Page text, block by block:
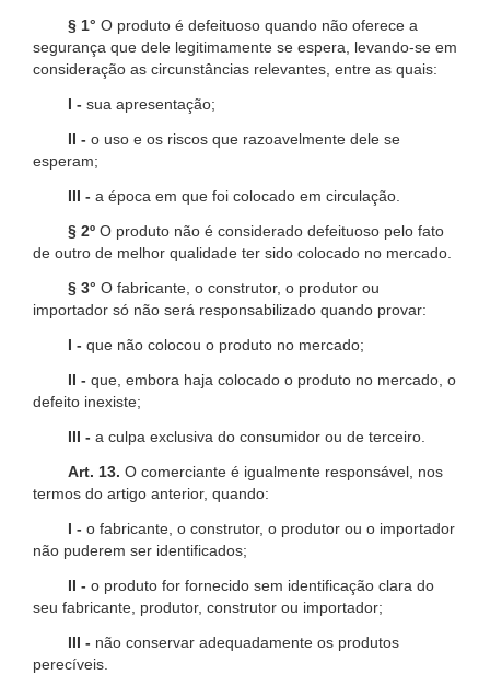
§ 1° O produto é defeituoso quando não oferece a
segurança que dele legitimamente se espera, levando-se em
consideração as circunstâncias relevantes, entre as quais:
I - sua apresentação;
II - o uso e os riscos que razoavelmente dele se
esperam;
III - a época em que foi colocado em circulação.
§ 2º O produto não é considerado defeituoso pelo fato
de outro de melhor qualidade ter sido colocado no mercado.
§ 3° O fabricante, o construtor, o produtor ou
importador só não será responsabilizado quando provar:
I - que não colocou o produto no mercado;
II - que, embora haja colocado o produto no mercado, o
defeito inexiste;
III - a culpa exclusiva do consumidor ou de terceiro.
Art. 13. O comerciante é igualmente responsável, nos
termos do artigo anterior, quando:
I - o fabricante, o construtor, o produtor ou o importador
não puderem ser identificados;
II - o produto for fornecido sem identificação clara do
seu fabricante, produtor, construtor ou importador;
III - não conservar adequadamente os produtos
perecíveis.